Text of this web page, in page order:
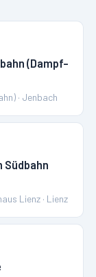
(Dampf-
· Jenbach
Südbahn
Lienz · Lienz